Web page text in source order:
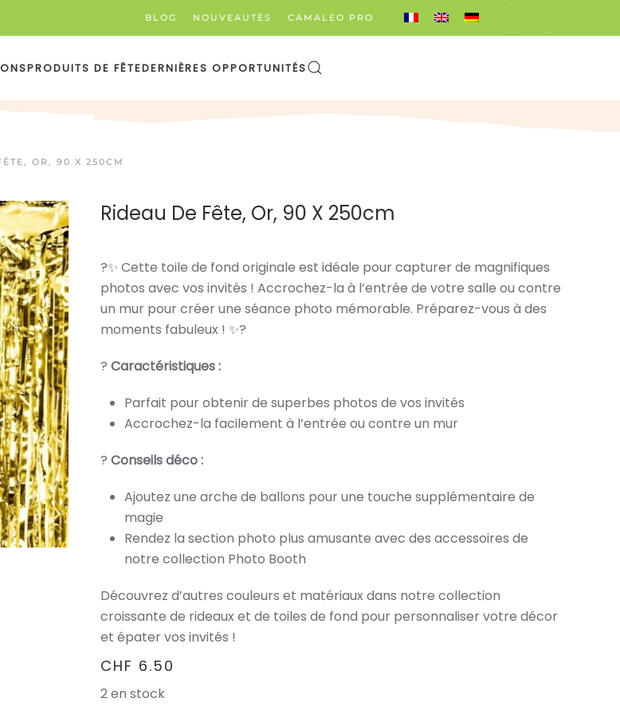
BLOG NOUVEAUTÉS CAMALEO PRO
PRODUITS DE FÊTEDERNIÈRES OPPORTUNITÉS
OR, 90 X 250CM
Rideau De Fête, Or, 90 X 250cm
?✨ Cette toile de fond originale est idéale pour capturer de magnifiques
photos avec vos invités ! Accrochez-la à l’entrée de votre salle ou contre
un mur pour créer une séance photo mémorable. Préparez-vous à des
moments fabuleux ! ✨?
? Caractéristiques :
Parfait pour obtenir de superbes photos de vos invités
Accrochez-la facilement à l’entrée ou contre un mur
? Conseils déco :
Ajoutez une arche de ballons pour une touche supplémentaire de
magie
Rendez la section photo plus amusante avec des accessoires de
notre collection Photo Booth
Découvrez d’autres couleurs et matériaux dans notre collection
croissante de rideaux et de toiles de fond pour personnaliser votre décor
et épater vos invités !
CHF 6.50
2 en stock